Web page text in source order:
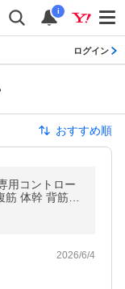
i
ログイン
おすすめ順
用コントロー
2026/6/4